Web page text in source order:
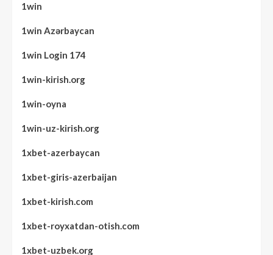
1win
1win Azərbaycan
1win Login 174
1win-kirish.org
1win-oyna
1win-uz-kirish.org
1xbet-azerbaycan
1xbet-giris-azerbaijan
1xbet-kirish.com
1xbet-royxatdan-otish.com
1xbet-uzbek.org